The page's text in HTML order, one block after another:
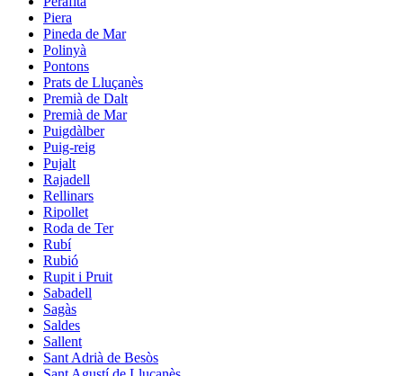
Piera
Pineda de Mar
Polinyà
Pontons
Prats de Lluçanès
Premià de Dalt
Premià de Mar
Puigdàlber
Puig-reig
Pujalt
Rajadell
Rellinars
Ripollet
Roda de Ter
Rubí
Rubió
Rupit i Pruit
Sabadell
Sagàs
Saldes
Sallent
Sant Adrià de Besòs